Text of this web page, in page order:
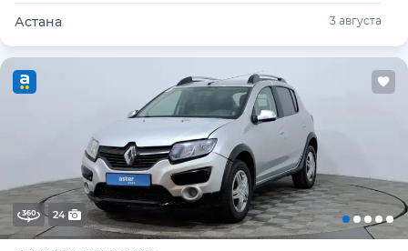
Астана 3 августа
24